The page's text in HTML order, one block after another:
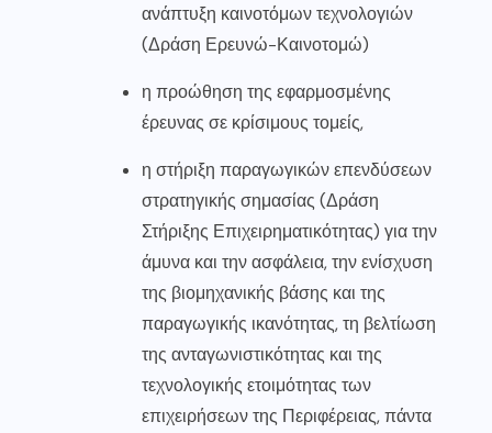
ανάπτυξη καινοτόμων τεχνολογιών
(Δράση Ερευνώ-Καινοτομώ)
η προώθηση της εφαρμοσμένης
έρευνας σε κρίσιμους τομείς,
η στήριξη παραγωγικών επενδύσεων
στρατηγικής σημασίας (Δράση
Στήριξης Επιχειρηματικότητας) για την
άμυνα και την ασφάλεια, την ενίσχυση
της βιομηχανικής βάσης και της
παραγωγικής ικανότητας, τη βελτίωση
της ανταγωνιστικότητας και της
τεχνολογικής ετοιμότητας των
επιχειρήσεων της Περιφέρειας, πάντα